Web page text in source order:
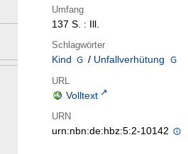
Umfang
137 S. : Ill.
Schlagwörter
Kind / Unfallverhütung
URL
Volltext
URN
urn:nbn:de:hbz:5:2-10142